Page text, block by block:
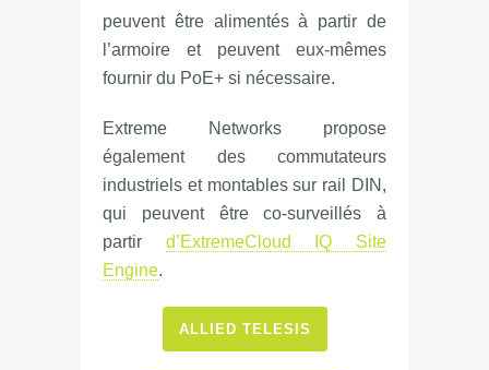
peuvent être alimentés à partir de
l’armoire et peuvent eux-mêmes
fournir du PoE+ si nécessaire.
Extreme Networks propose
également des commutateurs
industriels et montables sur rail DIN,
qui peuvent être co-surveillés à
partir d’ExtremeCloud IQ Site
Engine.
ALLIED TELESIS